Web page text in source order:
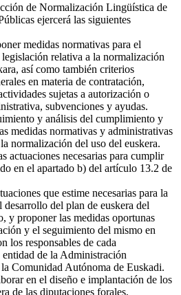
de Normalización Lingüística de
ejercerá las siguientes
medidas normativas para el
relativa a la normalización
así como también criterios
en materia de contratación,
sujetas a autorización o
subvenciones y ayudas.
y análisis del cumplimiento y
medidas normativas y administrativas
normalización del uso del euskera.
actuaciones necesarias para cumplir
en el apartado b) del artículo 13.2 de
que estime necesarias para la
desarrollo del plan de euskera del
y proponer las medidas oportunas
y el seguimiento del mismo en
los responsables de cada
entidad de la Administración
Comunidad Autónoma de Euskadi.
en el diseño e implantación de los
de las diputaciones forales,